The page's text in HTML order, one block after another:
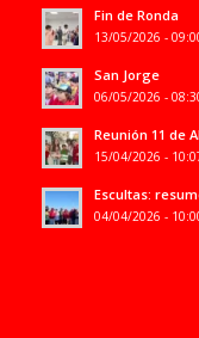
Fin de Ronda
13/05/2026 -
San Jorge
06/05/2026 -
Reunión 11 de
15/04/2026 -
Escultas:
04/04/2026 -